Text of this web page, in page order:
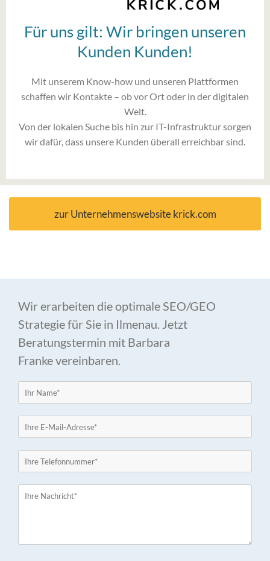
Für uns gilt: Wir bringen unseren
Kunden Kunden!
Mit unserem Know-how und unseren Plattformen
schaffen wir Kontakte – ob vor Ort oder in der digitalen
Welt.
Von der lokalen Suche bis hin zur IT-Infrastruktur sorgen
wir dafür, dass unsere Kunden überall erreichbar sind.
zur Unternehmenswebsite krick.com
Wir erarbeiten die optimale SEO/GEO
Strategie für Sie in Ilmenau. Jetzt
Beratungstermin mit Barbara
Franke vereinbaren.